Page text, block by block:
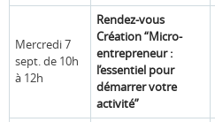
Mercredi 7
sept. de 10h
à 12h
Rendez-vous
Création “Micro-
entrepreneur :
l’essentiel pour
démarrer votre
activité”